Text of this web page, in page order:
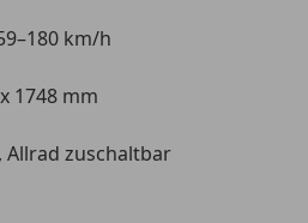
km/h
1748 mm
zuschaltbar